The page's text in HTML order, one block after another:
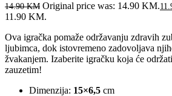
14.90KM Original price was: 14.90 KM.
11.90 KM.
Ova igračka pomaže održavanju zdravih
ljubimca, dok istovremeno zadovoljava
žvakanjem. Izaberite igračku koja će
zauzetim!
Dimenzija: 15×6,5 cm